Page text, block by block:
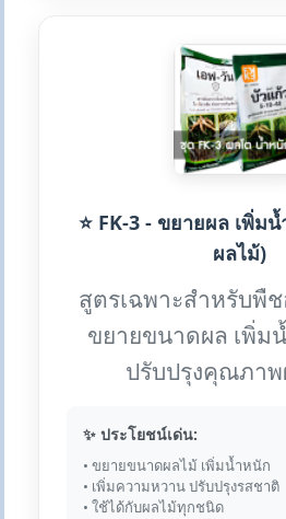
⭐ FK-3 - ขยายผล เพิ่ม
ผลไม้)
สูตรเฉพาะสำหรับพื
ขยายขนาดผล เพิ่ม
ปรับปรุงคุณภา
✨ ประโยชน์เด่น:
• ขยายขนาดผลไม้ เพิ่มน้ำหนัก
• เพิ่มความหวาน ปรับปรุงรสชาติ
• ใช้ได้กับผลไม้ทุกชนิด